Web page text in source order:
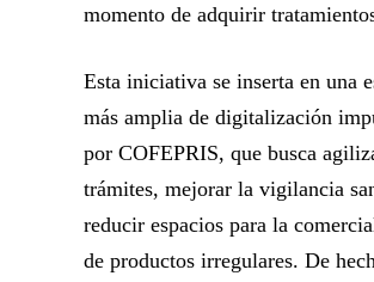
momento de adquirir
Esta iniciativa se inserta en una
más amplia de digitalización
por COFEPRIS, que busca
trámites, mejorar la vigilancia
reducir espacios para la
de productos irregulares. De